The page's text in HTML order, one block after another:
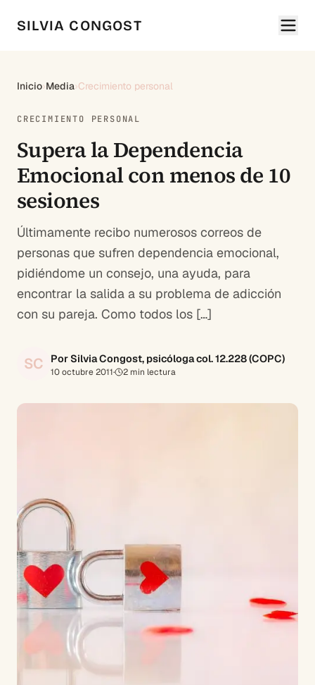
SILVIA CONGOST
Inicio›Media›Crecimiento personal
CRECIMIENTO PERSONAL
Supera la Dependencia
Emocional con menos de 10
sesiones
Últimamente recibo numerosos correos de
personas que sufren dependencia emocional,
pidiéndome un consejo, una ayuda, para
encontrar la salida a su problema de adicción
con su pareja. Como todos los […]
SC Por Silvia Congost, psicóloga col. 12.228 (COPC)
10 octubre 2011· 2 min lectura